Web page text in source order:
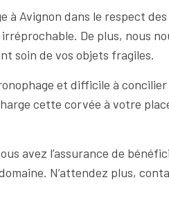
Avignon dans le respect
De plus, nous
soin de vos objets fragiles.
et difficile à
cette corvée à votre
avez l’assurance de
N’attendez plus,